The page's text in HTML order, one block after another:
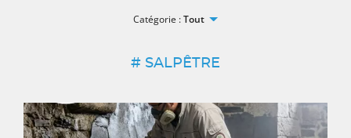
Catégorie :Tout
# SALPÊTRE